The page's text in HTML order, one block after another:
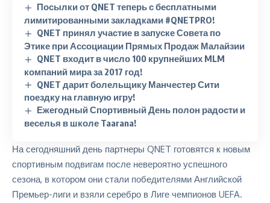
Посылки от QNET теперь с бесплатными
лимитированными закладками #QNETPRO!
QNET принял участие в запуске Совета по
Этике при Ассоциации Прямых Продаж Малайзии
QNET входит в число 100 крупнейших MLM
компаний мира за 2017 год!
QNET дарит болельщику Манчестер Сити
поездку на главную игру!
Ежегодный Спортивный День полон радости и
веселья в школе Taarana!
На сегодняшний день партнеры QNET готовятся к новым
спортивным подвигам после невероятно успешного
сезона, в котором они стали победителями Английской
Премьер-лиги и взяли серебро в Лиге чемпионов UEFA.